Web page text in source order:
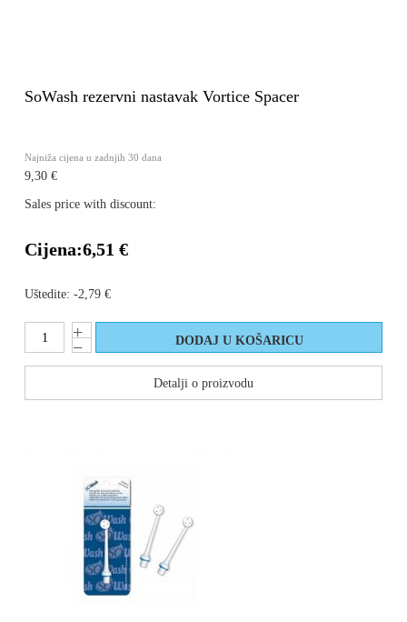
SoWash rezervni nastavak Vortice Spacer
Najniža cijena u zadnjih 30 dana
9,30 €
Sales price with discount:
Cijena:6,51 €
Uštedite: -2,79 €
Detalji o proizvodu